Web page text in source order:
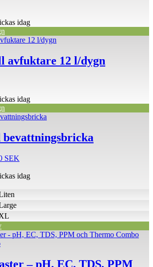
idag
avfuktare 12 l/dygn
idag
SEK
till
idag
– pH, EC, TDS, PPM